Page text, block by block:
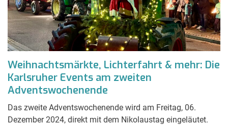
Weihnachtsmärkte, Lichterfahrt & mehr: Die
Karlsruher Events am zweiten
Adventswochenende
Das zweite Adventswochenende wird am Freitag, 06.
Dezember 2024, direkt mit dem Nikolaustag eingeläutet.